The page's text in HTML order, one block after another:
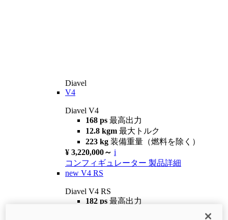
Diavel
V4
Diavel V4
168 ps 最高出力
12.8 kgm 最大トルク
223 kg 装備重量（燃料を除く）
¥ 3,220,000～ i
コンフィギュレーター 製品詳細
new V4 RS
Diavel V4 RS
182 ps 最高出力